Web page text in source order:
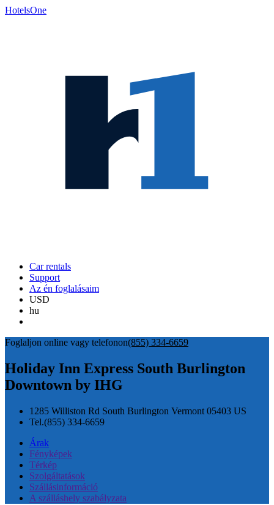
HotelsOne
Car rentals
Support
Az én foglalásaim
USD
hu
Foglaljon online vagy telefonon(855) 334-6659
Holiday Inn Express South Burlington
Downtown by IHG
1285 Williston Rd South Burlington Vermont 05403 US
Tel.(855) 334-6659
Árak
Fényképek
Térkép
Szolgáltatások
Szállásinformáció
A szálláshely szabályzata